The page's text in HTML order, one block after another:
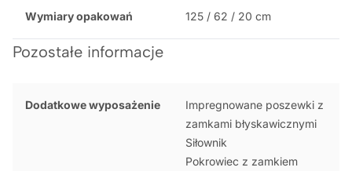
Wymiary opakowań 125 / 62 / 20 cm
Pozostałe informacje
Dodatkowe wyposażenie
Impregnowane poszewki z
zamkami błyskawicznymi
Siłownik
Pokrowiec z zamkiem